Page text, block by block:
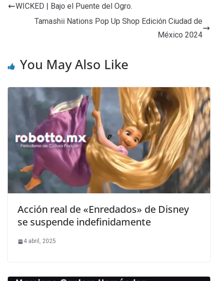
WICKED | Bajo el Puente del Ogro.
Tamashii Nations Pop Up Shop Edición Ciudad de
México 2024
You May Also Like
Acción real de «Enredados» de Disney
se suspende indefinidamente
4 abril, 2025